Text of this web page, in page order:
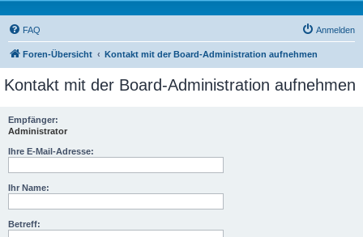
FAQ Anmelden
Foren-Übersicht Kontakt mit der Board-Administration aufnehmen
Kontakt mit der Board-Administration aufnehmen
Empfänger:
Administrator
Ihre E-Mail-Adresse:
Ihr Name:
Betreff: